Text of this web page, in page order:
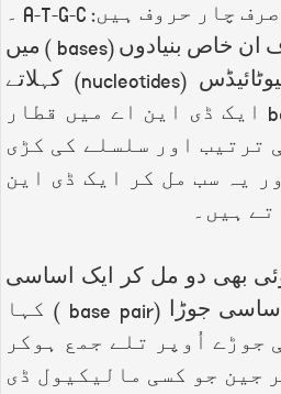
چار حروف ہیں:A-T-G-C ۔
خاص بنیادوں (bases ) میں
(
nucleotides) کہلاتے
ایک ڈی این اے میں قطار
ترتیب اور سلسلے کی کڑی
یہ سب مل کر ایک ڈی این
ہیں۔
بھی دو مل کر ایک اساسی
جوڑا (base pair ) کہا
جوڑے اُوپر تلے جمع ہوکر
جین جو کسی مالیکیول ڈی